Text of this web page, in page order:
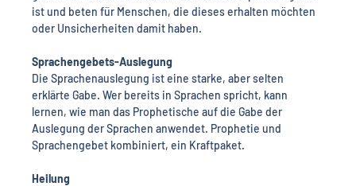
ist und beten für Menschen, die dieses erhalten möchten
oder Unsicherheiten damit haben.
Sprachengebets-Auslegung
Die Sprachenauslegung ist eine starke, aber selten
erklärte Gabe. Wer bereits in Sprachen spricht, kann
lernen, wie man das Prophetische auf die Gabe der
Auslegung der Sprachen anwendet. Prophetie und
Sprachengebet kombiniert, ein Kraftpaket.
Heilung